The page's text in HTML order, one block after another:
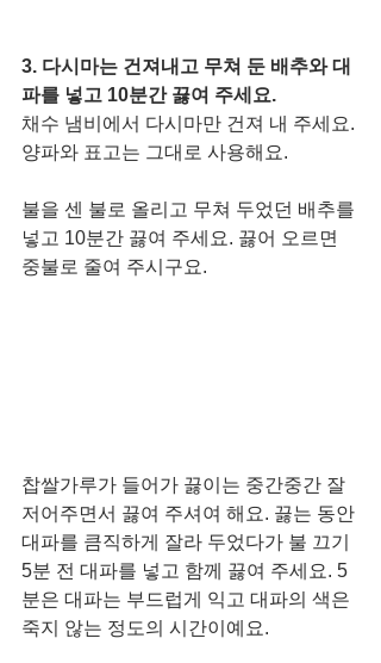
3. 다시마는 건져내고 무쳐 둔 배추와 대
파를 넣고 10분간 끓여 주세요.
채수 냄비에서 다시마만 건져 내 주세요.
양파와 표고는 그대로 사용해요.
불을 센 불로 올리고 무쳐 두었던 배추를
넣고 10분간 끓여 주세요. 끓어 오르면
중불로 줄여 주시구요.
찹쌀가루가 들어가 끓이는 중간중간 잘
저어주면서 끓여 주셔여 해요. 끓는 동안
대파를 큼직하게 잘라 두었다가 불 끄기
5분 전 대파를 넣고 함께 끓여 주세요. 5
분은 대파는 부드럽게 익고 대파의 색은
죽지 않는 정도의 시간이예요.